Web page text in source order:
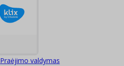
Praėjimo valdymas